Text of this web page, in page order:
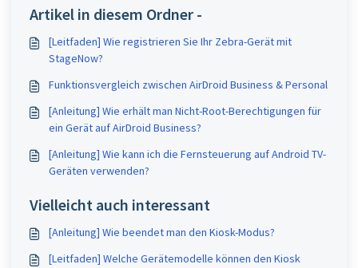
Artikel in diesem Ordner -
[Leitfaden] Wie registrieren Sie Ihr Zebra-Gerät mit
StageNow?
Funktionsvergleich zwischen AirDroid Business & Personal
[Anleitung] Wie erhält man Nicht-Root-Berechtigungen für
ein Gerät auf AirDroid Business?
[Anleitung] Wie kann ich die Fernsteuerung auf Android TV-
Geräten verwenden?
Vielleicht auch interessant
[Anleitung] Wie beendet man den Kiosk-Modus?
[Leitfaden] Welche Gerätemodelle können den Kiosk